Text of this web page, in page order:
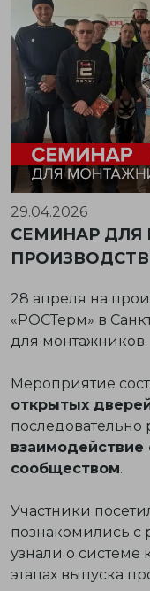
29.04.2026
СЕМИНАР
28 апреля на
«РОСТерм» в
для монтажников.
Мероприятие
открытых
последовательно
сообществом.
Участники
познакомились с
узнали о системе
этапах выпуска